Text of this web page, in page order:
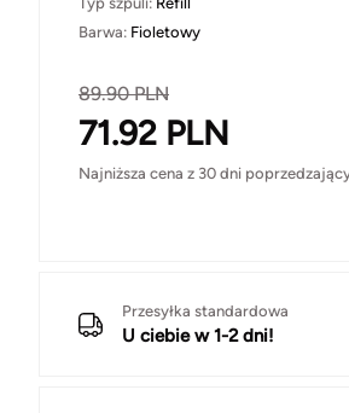
Barwa: Fioletowy
89.90PLN
71.92 PLN
Najniższa cena z 30 dni
Przesyłka standardowa
U ciebie w 1-2 dni!